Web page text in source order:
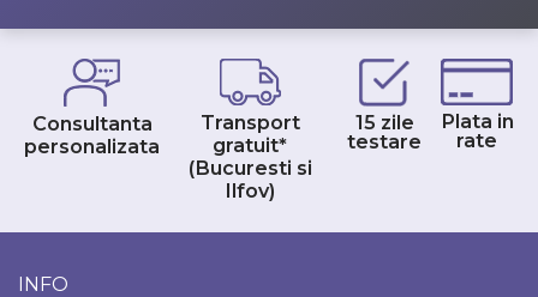
Consultanta
personalizata
Transport
gratuit*
(Bucuresti si
Ilfov)
15 zile
testare
Plata in
rate
INFO